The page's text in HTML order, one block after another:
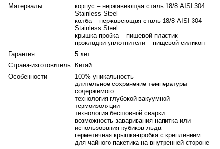
пробки не позволит им выпасть при питье. Крышка-пробка
полностью разбирается для тщательной очистки.
Термокружку удобно держать в руке за счёт эргономичной
формы и безопасно носить в сумке или деловом портфеле
благодаря абсолютной герметичности. Диаметр основания
позволяет размещать её в автомобильном подстаканнике.
Уникальное сочетание инновационных технологий и древнего
искусства иконописи делает термокружку «Добрыня Никитич и
Змей Горыныч» не только функциональным предметом и
художественным шедевром. Это напоминание о том, что
истинная сила всегда сочетается с умом и благородством.
Эксклюзивное изделие в деревянной шкатулке с
сертификатом подлинности станет глубоким по смыслу и
статусным подарком для руководителя, коллеги или человека,
чья сила — в стратегии и мудрости.
Материалы
корпус – нержавеющая сталь 18/8 AISI 304
Stainless Steel
колба – нержавеющая сталь 18/8 AISI 304
Stainless Steel
крышка-пробка – пищевой пластик
прокладки-уплотнители – пищевой силикон
Гарантия
5 лет
Страна-изготовитель
Китай
Особенности
100% уникальность
длительное сохранение температуры
содержимого
технология глубокой вакуумной
термоизоляции
технология бесшовной сварки
возможность заваривания напитка или
использования кубиков льда
герметичная крышка-пробка с креплением
для чайного пакетика на внутренней стороне